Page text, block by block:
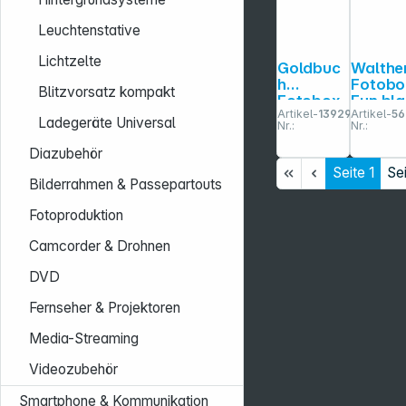
Leuchtenstative
Lichtzelte
Blitzvorsatz kompakt
Ladegeräte Universal
Diazubehör
Bilderrahmen & Passepartouts
Fotoproduktion
Camcorder & Drohnen
DVD
Fernseher & Projektoren
Media-Streaming
Videozubehör
Smartphone & Kommunikation
Goldbuc
h
Fotobox
Bella
Vista
ink
m.Bildaus
Artikel-
Nr.:
139290
Fun
700
Fotos
FB115L
Artikel-
Nr.:
Seite 1